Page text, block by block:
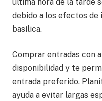
última hora de la tarde
debido a los efectos de
basílica.
Comprar entradas con
disponibilidad y te
entrada preferido.
ayuda a evitar largas